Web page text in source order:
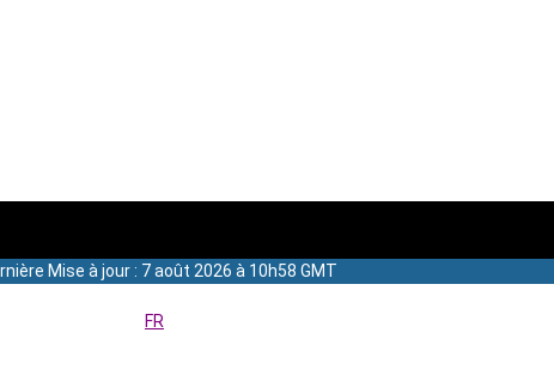
Mise à jour : 7 août 2026 à 10h58 GMT
FR